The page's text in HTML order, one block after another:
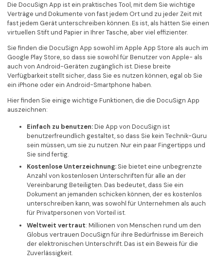
Die DocuSign App ist ein praktisches Tool, mit dem Sie wichtige
Verträge und Dokumente von fast jedem Ort und zu jeder Zeit mit
fast jedem Gerät unterschreiben können. Es ist, als hätten Sie einen
virtuellen Stift und Papier in Ihrer Tasche, aber viel effizienter.
Sie finden die DocuSign App sowohl im Apple App Store als auch im
Google Play Store, so dass sie sowohl für Benutzer von Apple- als
auch von Android-Geräten zugänglich ist. Diese breite
Verfügbarkeit stellt sicher, dass Sie es nutzen können, egal ob Sie
ein iPhone oder ein Android-Smartphone haben.
Hier finden Sie einige wichtige Funktionen, die die DocuSign App
auszeichnen:
Einfach zu benutzen:Die App von DocuSign ist
benutzerfreundlich gestaltet, so dass Sie kein Technik-Guru
sein müssen, um sie zu nutzen. Nur ein paar Fingertipps und
Sie sind fertig.
Kostenlose Unterzeichnung: Sie bietet eine unbegrenzte
Anzahl von kostenlosen Unterschriften für alle an der
Vereinbarung Beteiligten. Das bedeutet, dass Sie ein
Dokument an jemanden schicken können, der es kostenlos
unterschreiben kann, was sowohl für Unternehmen als auch
für Privatpersonen von Vorteil ist.
Weltweit vertraut: Millionen von Menschen rund um den
Globus vertrauen DocuSign für ihre Bedürfnisse im Bereich
der elektronischen Unterschrift. Das ist ein Beweis für die
Zuverlässigkeit.